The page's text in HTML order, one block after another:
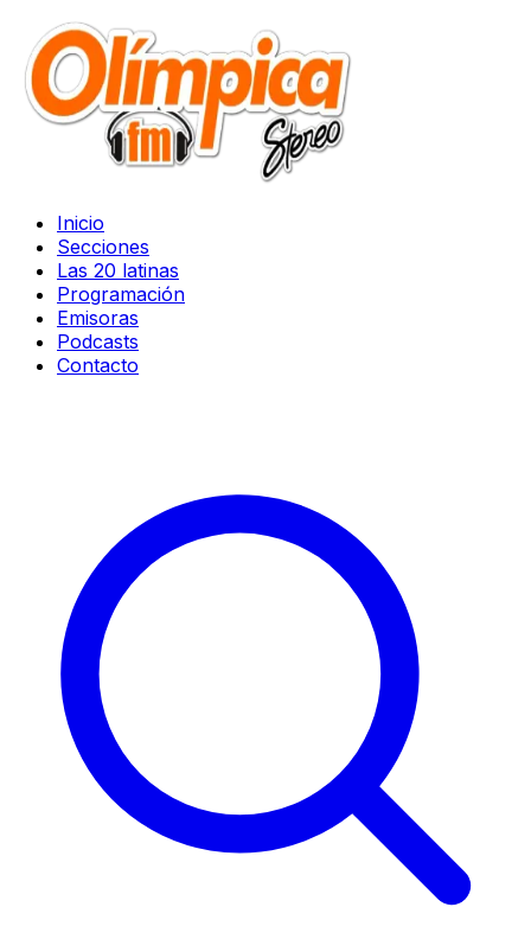
Inicio
Secciones
Las 20 latinas
Programación
Emisoras
Podcasts
Contacto